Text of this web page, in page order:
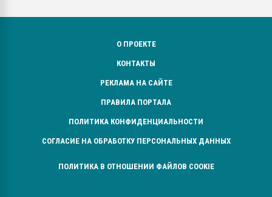
О ПРОЕКТЕ
КОНТАКТЫ
РЕКЛАМА НА САЙТЕ
ПРАВИЛА ПОРТАЛА
ПОЛИТИКА КОНФИДЕНЦИАЛЬНОСТИ
СОГЛАСИЕ НА ОБРАБОТКУ ПЕРСОНАЛЬНЫХ ДАННЫХ
ПОЛИТИКА В ОТНОШЕНИИ ФАЙЛОВ COOKIE